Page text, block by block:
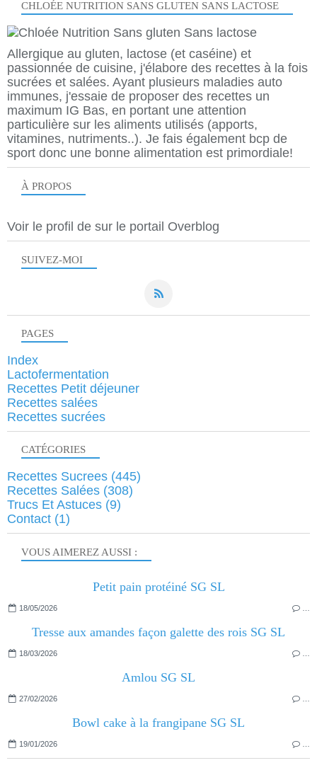
SUIVEZ-MOI
CHLOÉE NUTRITION SANS GLUTEN SANS LACTOSE
Allergique au gluten, lactose (et caséine) et
passionnée de cuisine, j'élabore des recettes à la fois
sucrées et salées. Ayant plusieurs maladies auto
immunes, j'essaie de proposer des recettes un
maximum IG Bas, en portant une attention
particulière sur les aliments utilisés (apports,
vitamines, nutriments..). Je fais également bcp de
sport donc une bonne alimentation est primordiale!
À PROPOS
Voir le profil de sur le portail Overblog
VOUS AIMEREZ AUSSI :
Petit pain protéiné SG SL
18/05/2026
Tresse aux amandes façon galette des rois SG SL
18/03/2026
Amlou SG SL
27/02/2026
Bowl cake à la frangipane SG SL
19/01/2026
PAGES
Index
Lactofermentation
Recettes Petit déjeuner
Recettes salées
Recettes sucrées
CATÉGORIES
Recettes Sucrees (445)
Recettes Salées (308)
Trucs Et Astuces (9)
Contact (1)